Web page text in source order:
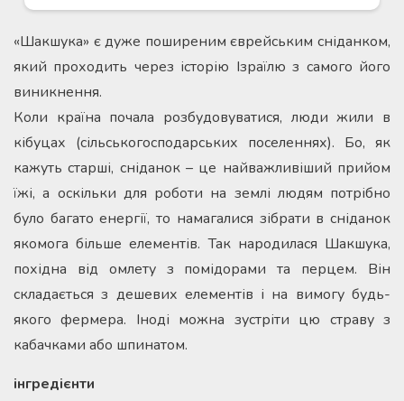
«Шакшука» є дуже поширеним єврейським сніданком,
який проходить через історію Ізраїлю з самого його
виникнення.
Коли країна почала розбудовуватися, люди жили в
кібуцах (сільськогосподарських поселеннях). Бо, як
кажуть старші, сніданок – це найважливіший прийом
їжі, а оскільки для роботи на землі людям потрібно
було багато енергії, то намагалися зібрати в сніданок
якомога більше елементів. Так народилася Шакшука,
похідна від омлету з помідорами та перцем. Він
складається з дешевих елементів і на вимогу будь-
якого фермера. Іноді можна зустріти цю страву з
кабачками або шпинатом.
інгредієнти